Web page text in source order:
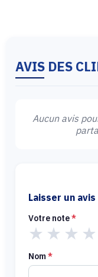
AVIS DES
Aucun avis
Laisser un avis
Votre note*
★ ★ ★ ★
Nom*